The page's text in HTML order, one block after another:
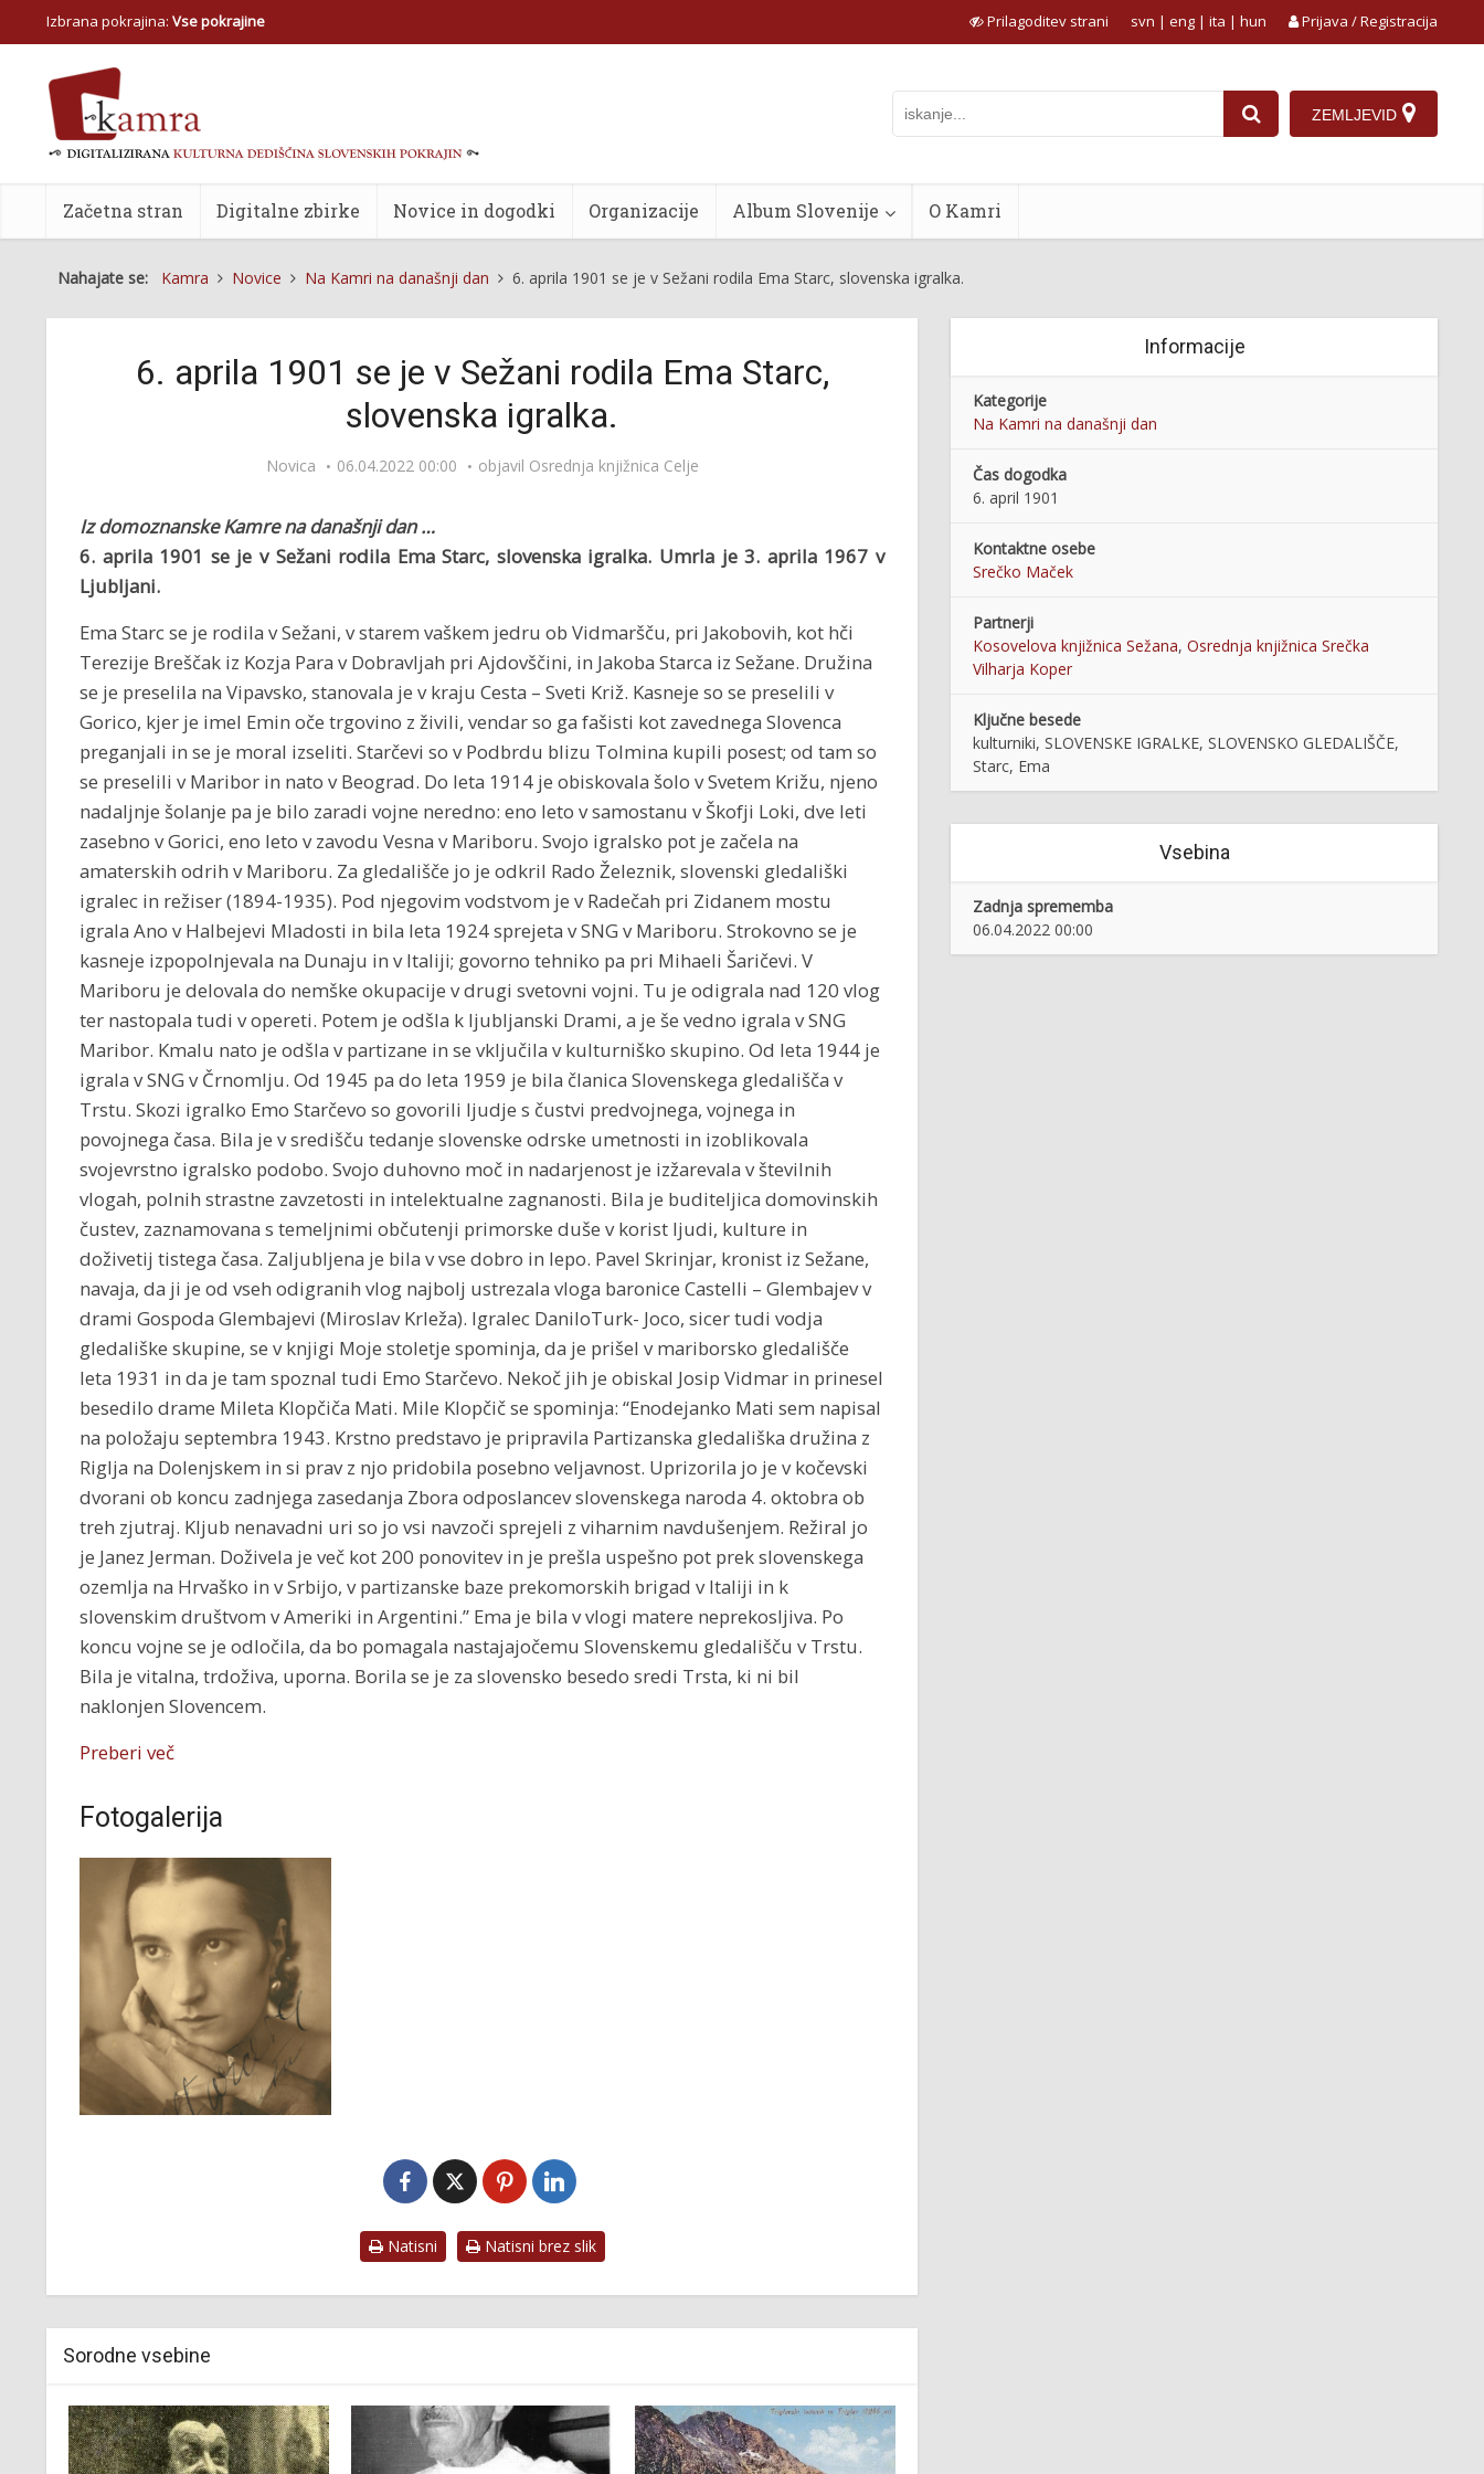
Izbrana pokrajina: Vse pokrajine Prilagoditev strani Prijava / Registracija
svn | eng | ita | hun
ZEMLJEVID
Začetna stran Digitalne zbirke Novice in dogodki Organizacije Album Slovenije O Kamri
Nahajate se: Kamra Novice Na Kamri na današnji dan 6. aprila 1901 se je v Sežani rodila Ema Starc, slovenska igralka.
6. aprila 1901 se je v Sežani rodila Ema Starc,
slovenska igralka.
Novica 06.04.2022 00:00 objavil Osrednja knjižnica Celje
Iz domoznanske Kamre na današnji dan …
6. aprila 1901 se je v Sežani rodila Ema Starc, slovenska igralka. Umrla je 3. aprila 1967 v
Ljubljani.
Ema Starc se je rodila v Sežani, v starem vaškem jedru ob Vidmaršču, pri Jakobovih, kot hči
Terezije Breščak iz Kozja Para v Dobravljah pri Ajdovščini, in Jakoba Starca iz Sežane. Družina
se je preselila na Vipavsko, stanovala je v kraju Cesta – Sveti Križ. Kasneje so se preselili v
Gorico, kjer je imel Emin oče trgovino z živili, vendar so ga fašisti kot zavednega Slovenca
preganjali in se je moral izseliti. Starčevi so v Podbrdu blizu Tolmina kupili posest; od tam so
se preselili v Maribor in nato v Beograd. Do leta 1914 je obiskovala šolo v Svetem Križu, njeno
nadaljnje šolanje pa je bilo zaradi vojne neredno: eno leto v samostanu v Škofji Loki, dve leti
zasebno v Gorici, eno leto v zavodu Vesna v Mariboru. Svojo igralsko pot je začela na
amaterskih odrih v Mariboru. Za gledališče jo je odkril Rado Železnik, slovenski gledališki
igralec in režiser (1894-1935). Pod njegovim vodstvom je v Radečah pri Zidanem mostu
igrala Ano v Halbejevi Mladosti in bila leta 1924 sprejeta v SNG v Mariboru. Strokovno se je
kasneje izpopolnjevala na Dunaju in v Italiji; govorno tehniko pa pri Mihaeli Šaričevi. V
Mariboru je delovala do nemške okupacije v drugi svetovni vojni. Tu je odigrala nad 120 vlog
ter nastopala tudi v opereti. Potem je odšla k ljubljanski Drami, a je še vedno igrala v SNG
Maribor. Kmalu nato je odšla v partizane in se vključila v kulturniško skupino. Od leta 1944 je
igrala v SNG v Črnomlju. Od 1945 pa do leta 1959 je bila članica Slovenskega gledališča v
Trstu. Skozi igralko Emo Starčevo so govorili ljudje s čustvi predvojnega, vojnega in
povojnega časa. Bila je v središču tedanje slovenske odrske umetnosti in izoblikovala
svojevrstno igralsko podobo. Svojo duhovno moč in nadarjenost je izžarevala v številnih
vlogah, polnih strastne zavzetosti in intelektualne zagnanosti. Bila je buditeljica domovinskih
čustev, zaznamovana s temeljnimi občutenji primorske duše v korist ljudi, kulture in
doživetij tistega časa. Zaljubljena je bila v vse dobro in lepo. Pavel Skrinjar, kronist iz Sežane,
navaja, da ji je od vseh odigranih vlog najbolj ustrezala vloga baronice Castelli – Glembajev v
drami Gospoda Glembajevi (Miroslav Krleža). Igralec DaniloTurk- Joco, sicer tudi vodja
gledališke skupine, se v knjigi Moje stoletje spominja, da je prišel v mariborsko gledališče
leta 1931 in da je tam spoznal tudi Emo Starčevo. Nekoč jih je obiskal Josip Vidmar in prinesel
besedilo drame Mileta Klopčiča Mati. Mile Klopčič se spominja: “Enodejanko Mati sem napisal
na položaju septembra 1943. Krstno predstavo je pripravila Partizanska gledališka družina z
Riglja na Dolenjskem in si prav z njo pridobila posebno veljavnost. Uprizorila jo je v kočevski
dvorani ob koncu zadnjega zasedanja Zbora odposlancev slovenskega naroda 4. oktobra ob
treh zjutraj. Kljub nenavadni uri so jo vsi navzoči sprejeli z viharnim navdušenjem. Režiral jo
je Janez Jerman. Doživela je več kot 200 ponovitev in je prešla uspešno pot prek slovenskega
ozemlja na Hrvaško in v Srbijo, v partizanske baze prekomorskih brigad v Italiji in k
slovenskim društvom v Ameriki in Argentini.” Ema je bila v vlogi matere neprekosljiva. Po
koncu vojne se je odločila, da bo pomagala nastajajočemu Slovenskemu gledališču v Trstu.
Bila je vitalna, trdoživa, uporna. Borila se je za slovensko besedo sredi Trsta, ki ni bil
naklonjen Slovencem.
Preberi več
Fotogalerija
Natisni Natisni brez slik
Sorodne vsebine
Informacije
Kategorije
Na Kamri na današnji dan
Čas dogodka
6. april 1901
Kontaktne osebe
Srečko Maček
Partnerji
Kosovelova knjižnica Sežana, Osrednja knjižnica Srečka
Vilharja Koper
Ključne besede
kulturniki, SLOVENSKE IGRALKE, SLOVENSKO GLEDALIŠČE,
Starc, Ema
Vsebina
Zadnja sprememba
06.04.2022 00:00